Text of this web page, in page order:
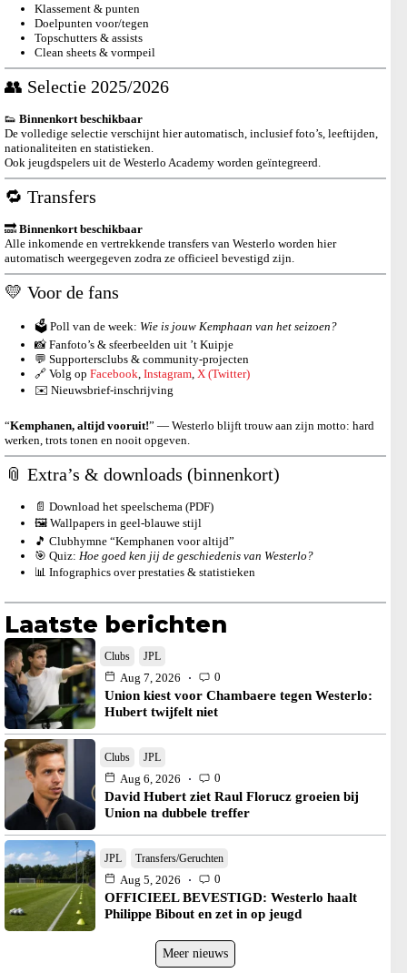
Klassement & punten
Doelpunten voor/tegen
Topschutters & assists
Clean sheets & vormpeil
👥 Selectie 2025/2026
👟 Binnenkort beschikbaar
De volledige selectie verschijnt hier automatisch, inclusief foto’s, leeftijden,
nationaliteiten en statistieken.
Ook jeugdspelers uit de Westerlo Academy worden geïntegreerd.
🔁 Transfers
🔜 Binnenkort beschikbaar
Alle inkomende en vertrekkende transfers van Westerlo worden hier
automatisch weergegeven zodra ze officieel bevestigd zijn.
💛 Voor de fans
🗳️ Poll van de week: Wie is jouw Kemphaan van het seizoen?
📸 Fanfoto’s & sfeerbeelden uit ’t Kuipje
💬 Supportersclubs & community-projecten
🔗 Volg op Facebook Instagram, X (Twitter)
✉️ Nieuwsbrief-inschrijving
“Kemphanen, altijd vooruit!” — Westerlo blijft trouw aan zijn motto: hard
werken, trots tonen en nooit opgeven.
📎 Extra’s & downloads (binnenkort)
📄 Download het speelschema (PDF)
🖼️ Wallpapers in geel-blauwe stijl
🎵 Clubhymne “Kemphanen voor altijd”
🎯 Quiz: Hoe goed ken jij de geschiedenis van Westerlo?
📊 Infographics over prestaties & statistieken
Laatste berichten
Clubs JPL
Aug 7, 2026 0
Union kiest voor Chambaere tegen Westerlo:
Hubert twijfelt niet
Clubs JPL
Aug 6, 2026 0
David Hubert ziet Raul Florucz groeien bij
Union na dubbele treffer
JPL Transfers/Geruchten
Aug 5, 2026 0
OFFICIEEL BEVESTIGD: Westerlo haalt
Philippe Bibout en zet in op jeugd
Meer nieuws